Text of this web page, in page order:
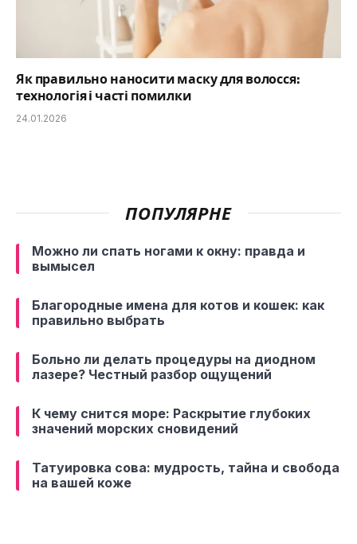
Як правильно наносити маску для волосся:
технологія і часті помилки
24.01.2026
ПОПУЛЯРНЕ
Можно ли спать ногами к окну: правда и
вымысел
Благородные имена для котов и кошек: как
правильно выбрать
Больно ли делать процедуры на диодном
лазере? Честный разбор ощущений
К чему снится море: Раскрытие глубоких
значений морских сновидений
Татуировка сова: мудрость, тайна и свобода
на вашей коже